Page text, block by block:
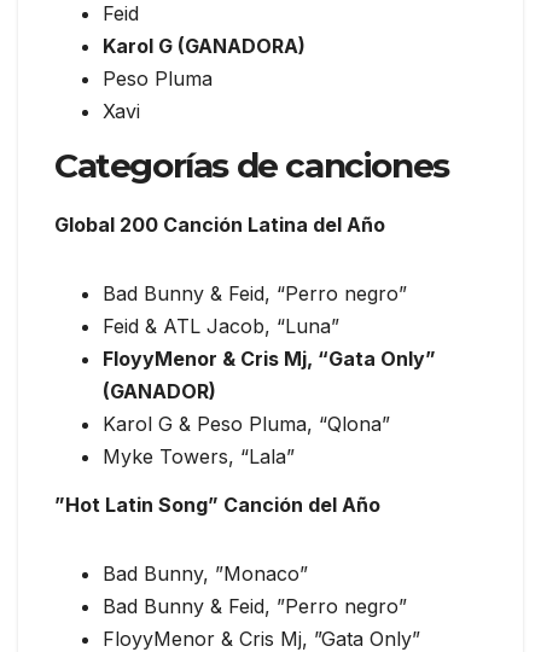
Feid
Karol G (GANADORA)
Peso Pluma
Xavi
Categorías de canciones
Global 200 Canción Latina del Año
Bad Bunny & Feid, “Perro negro”
Feid & ATL Jacob, “Luna”
FloyyMenor & Cris Mj, “Gata Only”
(GANADOR)
Karol G & Peso Pluma, “Qlona”
Myke Towers, “Lala”
”Hot Latin Song” Canción del Año
Bad Bunny, ”Monaco”
Bad Bunny & Feid, ”Perro negro”
FloyyMenor & Cris Mj, ”Gata Only”